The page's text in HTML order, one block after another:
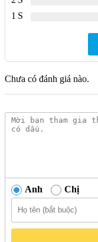
treo khăn này có
Thiết kế sang
đẹp cho phòng tắm
vít và tắc kê đi kèm.
Tiết kiệm không
Để sở hữuMóc Treo
Đồng, hãy đặt mua
tôi cam kết cung cấp
trường.
1
Chưa có đánh giá nào.
Anh Chị